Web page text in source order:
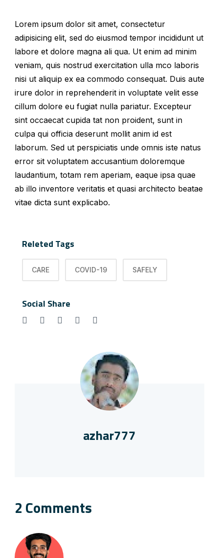
Lorem ipsum dolor sit amet, consectetur
adipisicing elit, sed do eiusmod tempor incididunt ut
labore et dolore magna ali qua. Ut enim ad minim
veniam, quis nostrud exercitation ulla mco laboris
nisi ut aliquip ex ea commodo consequat. Duis aute
irure dolor in reprehenderit in voluptate velit esse
cillum dolore eu fugiat nulla pariatur. Excepteur
sint occaecat cupida tat non proident, sunt in
culpa qui officia deserunt mollit anim id est
laborum. Sed ut perspiciatis unde omnis iste natus
error sit voluptatem accusantium doloremque
laudantium, totam rem aperiam, eaque ipsa quae
ab illo inventore veritatis et quasi architecto beatae
vitae dicta sunt explicabo.
Releted Tags
CARE COVID-19 SAFELY
Social Share
azhar777
2 Comments